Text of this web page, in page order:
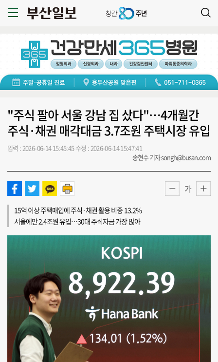
"주식 팔아 서울 강남 집 샀다"…4개월간
주식·채권 매각대금 3.7조원 주택시장 유입
입력 : 2026-06-14 15:45:45수정 : 2026-06-14 15:47:41
송현수 기자 songh@busan.com
가
15억 이상 주택매입에 주식·채권 활용 비중 13.2%
서울에만 2.4조원 유입…30대 주식자금 가장 많아